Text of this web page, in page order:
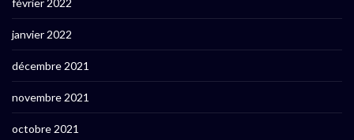
février 2022
janvier 2022
décembre 2021
novembre 2021
octobre 2021